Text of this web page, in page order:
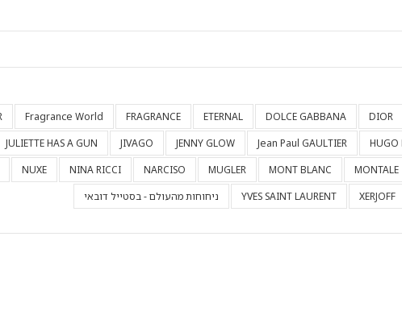
DIOR
DOLCE GABBANA
ETERNAL
FRAGRANCE
Fragrance World
HUGO
Jean Paul GAULTIER
JENNY GLOW
JIVAGO
JULIETTE HAS A GUN
MONTALE
MONT BLANC
MUGLER
NARCISO
NINA RICCI
NUXE
XERJOFF
YVES SAINT LAURENT ניחוחות מהעולם - בסטייל דובאי